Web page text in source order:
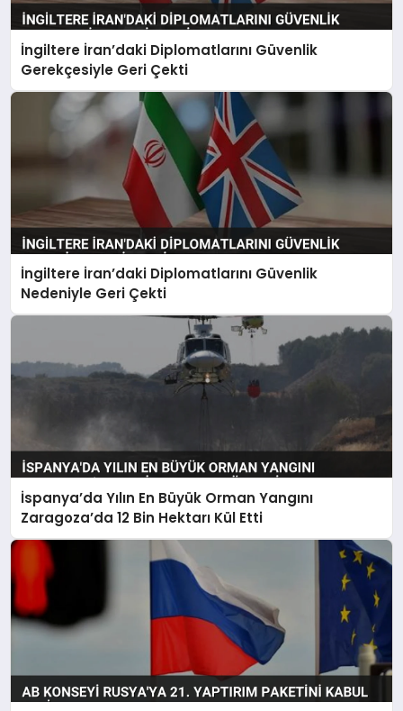
İngiltere İran’daki Diplomatlarını Güvenlik
Gerekçesiyle Geri Çekti
İngiltere İran’daki Diplomatlarını Güvenlik
Nedeniyle Geri Çekti
İspanya’da Yılın En Büyük Orman Yangını
Zaragoza’da 12 Bin Hektarı Kül Etti